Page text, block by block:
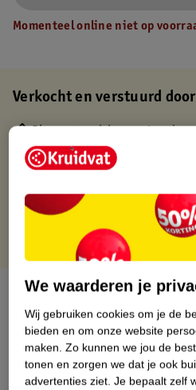
Momenteel online niet op
Verkocht en verstuurd door
Gratis thuisbezorgd
Gratis retourneren via
Over dit product
Productinformatie
Nature Impact Score
We waarderen je
Wij gebruiken cookies om je de
bieden en om onze website
maken. Zo kunnen we jou de
tonen en zorgen we dat je ook
advertenties ziet. Je bepaalt zelf